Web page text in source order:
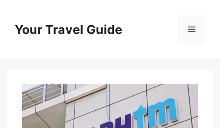
contentYour Travel Guide Menu